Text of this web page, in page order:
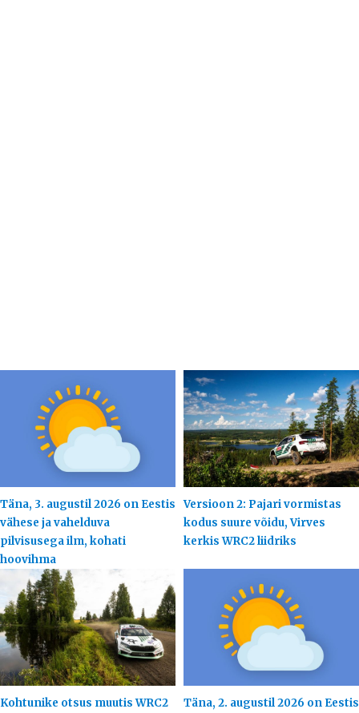
Täna, 3. augustil 2026 on Eestis
vähese ja vahelduva
pilvisusega ilm, kohati
hoovihma
Versioon 2: Pajari vormistas
kodus suure võidu, Virves
kerkis WRC2 liidriks
Kohtunike otsus muutis WRC2
Täna, 2. augustil 2026 on Eestis